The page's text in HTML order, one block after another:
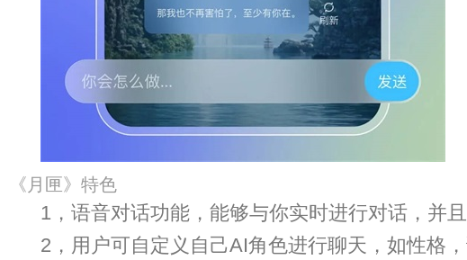
《月匣》特色
1，语音对话功能，能够与你实时进行对话，并
2，用户可自定义自己AI角色进行聊天，如性格，